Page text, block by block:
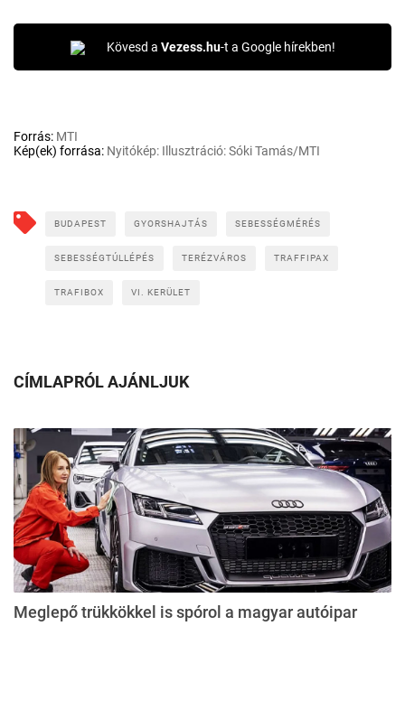
Kövesd a Vezess.hu-t a Google hírekben!
Forrás: MTI
Kép(ek) forrása: Nyitókép: Illusztráció: Sóki Tamás/MTI
BUDAPEST GYORSHAJTÁS SEBESSÉGMÉRÉS
SEBESSÉGTÚLLÉPÉS TERÉZVÁROS TRAFFIPAX
TRAFIBOX VI. KERÜLET
CÍMLAPRÓL AJÁNLJUK
Meglepő trükkökkel is spórol a magyar autóipar